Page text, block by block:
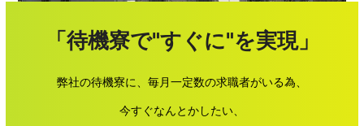
「待機寮で"すぐに"を実現」
弊社の待機寮に、毎月一定数の求職者がいる為、
今すぐなんとかしたい、